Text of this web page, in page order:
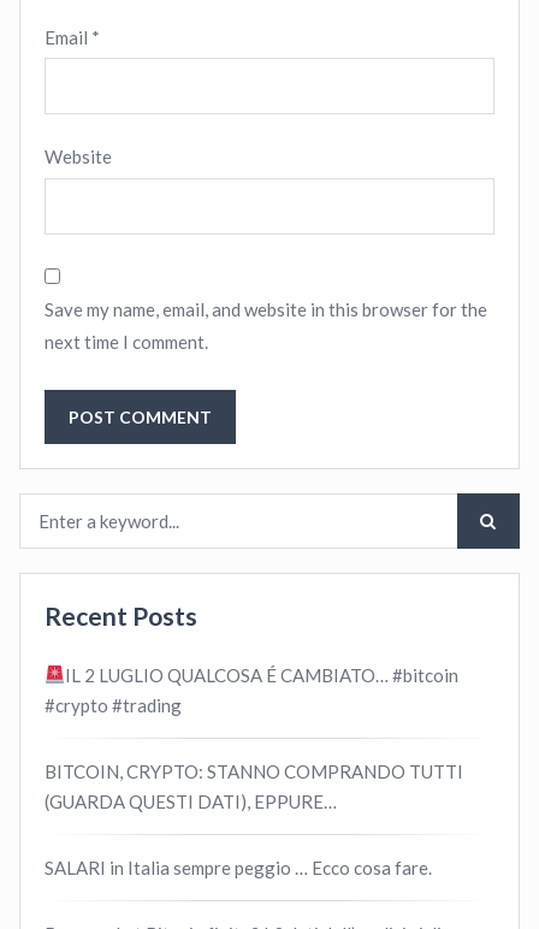
Email *
Website
Save my name, email, and website in this browser for the
next time I comment.
Recent Posts
IL 2 LUGLIO QUALCOSA É CAMBIATO… #bitcoin
#crypto #trading
BITCOIN, CRYPTO: STANNO COMPRANDO TUTTI
(GUARDA QUESTI DATI), EPPURE…
SALARI in Italia sempre peggio … Ecco cosa fare.